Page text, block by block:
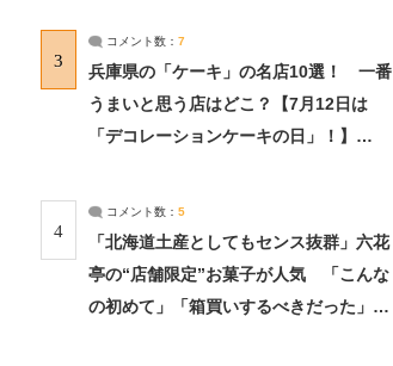
3
コメント数： 7
兵庫県の「ケーキ」の名店10選！ 一番
うまいと思う店はどこ？【7月12日は
「デコレーションケーキの日」！】
4
コメント数： 5
「北海道土産としてもセンス抜群」六花
亭の“店舗限定”お菓子が人気 「こんな
の初めて」「箱買いするべきだった」